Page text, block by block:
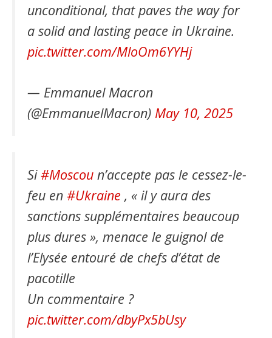
unconditional, that paves the way for
a solid and lasting peace in Ukraine.
pic.twitter.com/MloOm6YYHj
— Emmanuel Macron
(@EmmanuelMacron) May 10, 2025
Si#Moscou n’accepte pas le cessez-le-
feu en #Ukraine , « il y aura des
sanctions supplémentaires beaucoup
plus dures », menace le guignol de
l’Elysée entouré de chefs d’état de
pacotille
Un commentaire ?
pic.twitter.com/dbyPx5bUsy